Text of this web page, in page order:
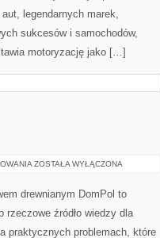
legendarnych marek,
sukcesów i samochodów,
motoryzację jako […]
OGRÓD
DOMU
ZOSTAŁA WYŁĄCZONA
drewnianym DomPol to
rzeczowe źródło wiedzy dla
praktycznych problemach, które